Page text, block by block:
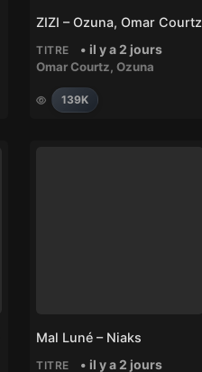
ZIZI – Ozuna, Omar Courtz
TITRE • il y a 2 jours
Omar Courtz,Ozuna
139K
Mal Luné – Niaks
TITRE • il y a 2 jours